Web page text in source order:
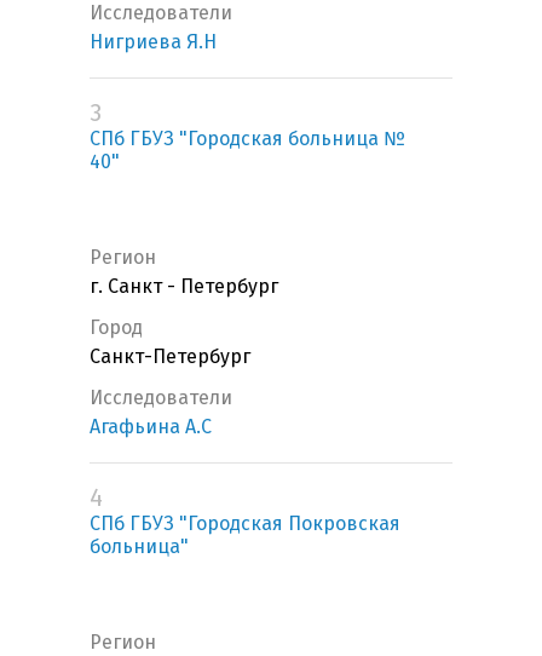
Исследователи
Нигриева Я.Н
3
СПб ГБУЗ "Городская больница №
40"
Регион
г. Санкт - Петербург
Город
Санкт-Петербург
Исследователи
Агафьина А.С
4
СПб ГБУЗ "Городская Покровская
больница"
Регион